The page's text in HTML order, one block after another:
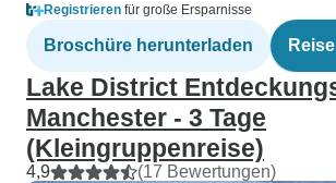
Registrieren für große Ersparnisse
Broschüre herunterladen
Lake District
Manchester - 3 Tage
(Kleingruppenreise)
4,9 (17 Bewertungen)